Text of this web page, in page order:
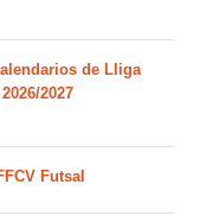
de Lliga
2027
Futsal